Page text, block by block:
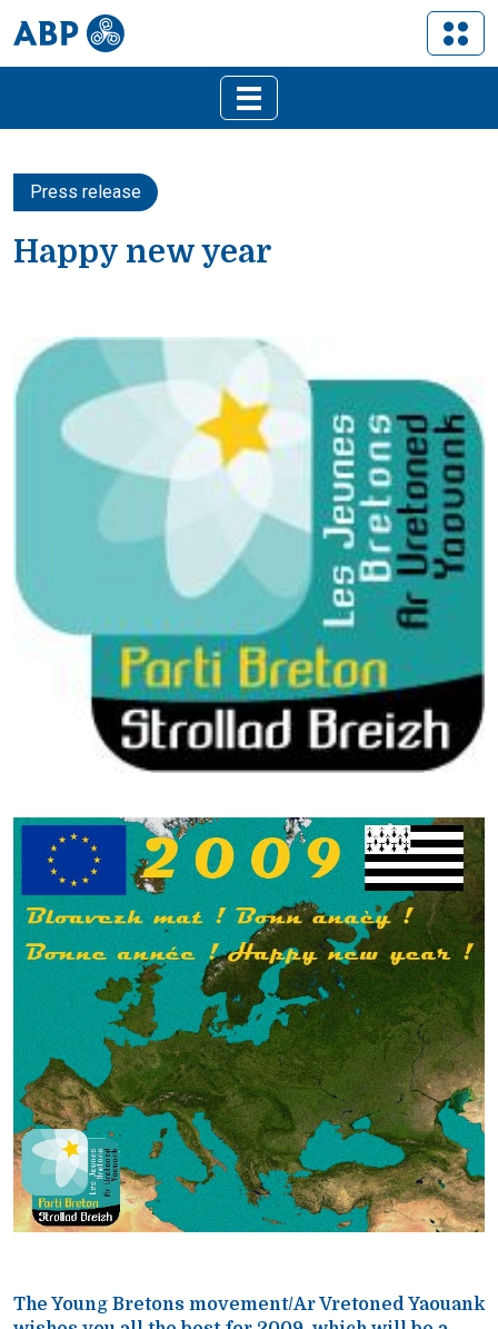
Press release
Happy new year
The Young Bretons movement/Ar Vretoned Yaouank